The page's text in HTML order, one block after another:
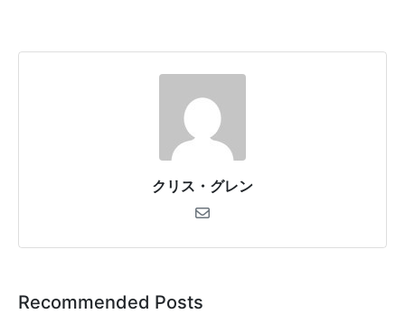
クリス・グレン
Recommended Posts